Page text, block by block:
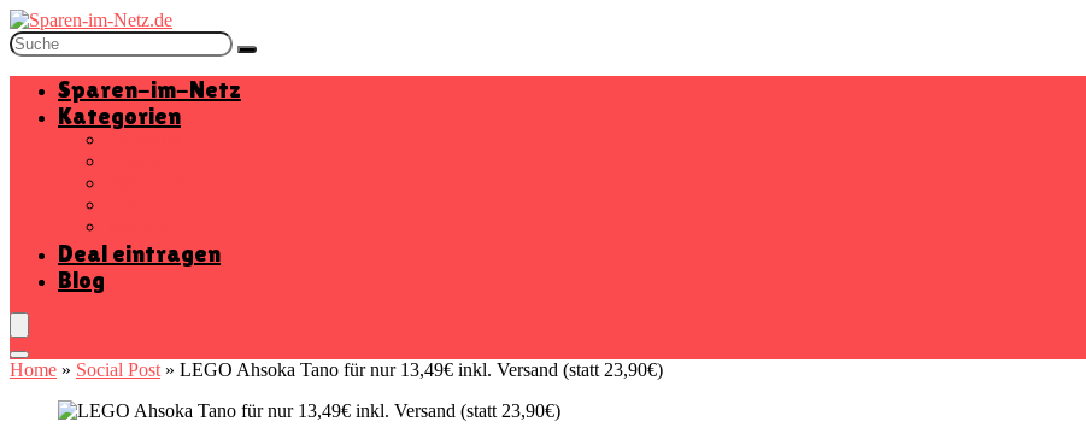
Sparen-im-Netz
Kategorien
Deal eintragen
Blog
Home » Social Post » LEGO Ahsoka Tano für nur 13,49€ inkl. Versand (statt 23,90€)